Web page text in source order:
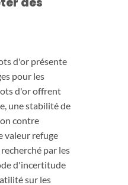
d'or présente
pour les
d'or offrent
une stabilité de
contre
valeur refuge
par les
d'incertitude
sur les